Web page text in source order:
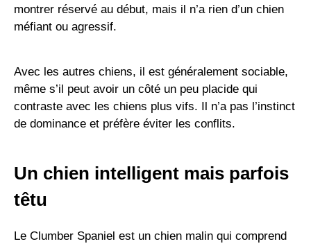
montrer réservé au début, mais il n’a rien d’un chien
méfiant ou agressif.
Avec les autres chiens, il est généralement sociable,
même s’il peut avoir un côté un peu placide qui
contraste avec les chiens plus vifs. Il n’a pas l’instinct
de dominance et préfère éviter les conflits.
Un chien intelligent mais parfois
têtu
Le Clumber Spaniel est un chien malin qui comprend